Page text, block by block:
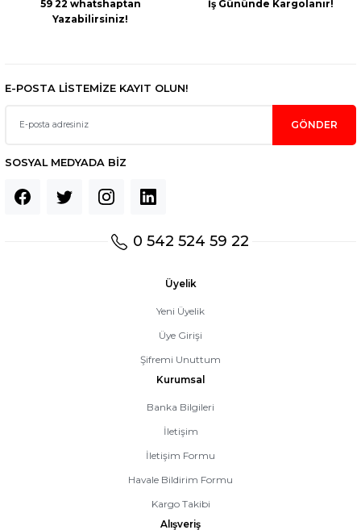
kalitesiz, bozuk
bulunuyor.
bilgilerinde
59 22 whatshaptan
Yazabilirsiniz!
İş Gününde Kargolanır!
E-POSTA LİSTEMİZE KAYIT OLUN!
GÖNDER
SOSYAL MEDYADA BİZ
0 542 524 59 22
Üyelik
Yeni Üyelik
Üye Girişi
Şifremi Unuttum
Kurumsal
Banka Bilgileri
İletişim
İletişim Formu
Havale Bildirim Formu
Kargo Takibi
Alışveriş